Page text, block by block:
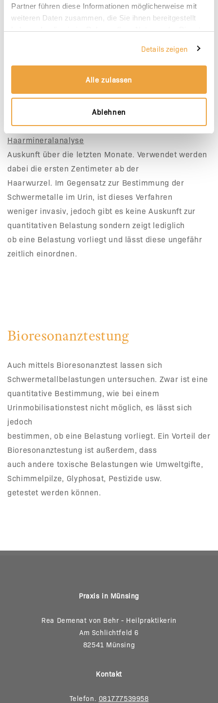
Partner führen diese Informationen möglicherweise mit
weiteren Daten zusammen, die Sie ihnen bereitgestellt
haben oder die sie im Rahmen Ihrer Nutzung der Dienste
Details zeigen
Alle zulassen
Ablehnen
Da sich Schwermetalle außerdem in den Haaren
ablagern, lassen sie sich auch mittels einer
Haarmineralanalyse bestimmen. Da Haare langsam
wachsen, geben die Ergebnisse der
Haarmineralanalyse
Auskunft über die letzten Monate. Verwendet werden
dabei die ersten Zentimeter ab der
Haarwurzel. Im Gegensatz zur Bestimmung der
Schwermetalle im Urin, ist dieses Verfahren
weniger invasiv, jedoch gibt es keine Auskunft zur
quantitativen Belastung sondern zeigt lediglich
ob eine Belastung vorliegt und lässt diese ungefähr
zeitlich einordnen.
Bioresonanztestung
Auch mittels Bioresonanztest lassen sich
Schwermetallbelastungen untersuchen. Zwar ist eine
quantitative Bestimmung, wie bei einem
Urinmobilisationstest nicht möglich, es lässt sich
jedoch
bestimmen, ob eine Belastung vorliegt. Ein Vorteil der
Bioresonanztestung ist außerdem, dass
auch andere toxische Belastungen wie Umweltgifte,
Schimmelpilze, Glyphosat, Pestizide usw.
getestet werden können.
Praxis in Münsing
Rea Demenat von Behr - Heilpraktikerin
Am Schlichtfeld 6
82541 Münsing
Kontakt
Telefon. 081777539958